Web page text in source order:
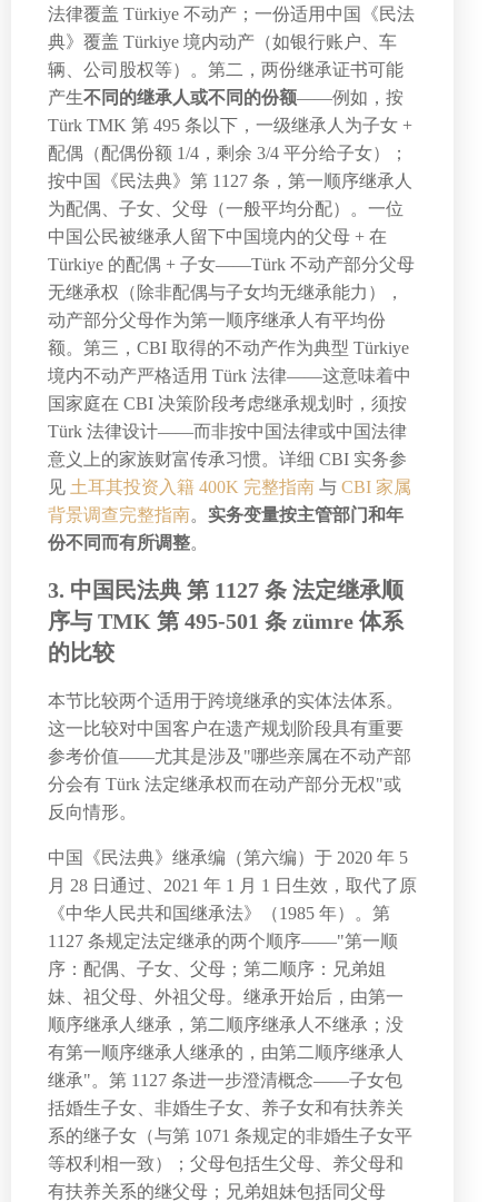
法律覆盖 Türkiye 不动产；一份适用中国《民法
典》覆盖 Türkiye 境内动产（如银行账户、车
辆、公司股权等）。第二，两份继承证书可能
产生不同的继承人或不同的份额——例如，按
Türk TMK 第 495 条以下，一级继承人为子女 +
配偶（配偶份额 1/4，剩余 3/4 平分给子女）；
按中国《民法典》第 1127 条，第一顺序继承人
为配偶、子女、父母（一般平均分配）。一位
中国公民被继承人留下中国境内的父母 + 在
Türkiye 的配偶 + 子女——Türk 不动产部分父母
无继承权（除非配偶与子女均无继承能力），
动产部分父母作为第一顺序继承人有平均份
额。第三，CBI 取得的不动产作为典型 Türkiye
境内不动产严格适用 Türk 法律——这意味着中
国家庭在 CBI 决策阶段考虑继承规划时，须按
Türk 法律设计——而非按中国法律或中国法律
意义上的家族财富传承习惯。详细 CBI 实务参
见 土耳其投资入籍 400K 完整指南 与 CBI 家属
背景调查完整指南。 实务变量按主管部门和年
份不同而有所调整。
3. 中国民法典 第 1127 条 法定继承顺
序与 TMK 第 495-501 条 zümre 体系
的比较
本节比较两个适用于跨境继承的实体法体系。
这一比较对中国客户在遗产规划阶段具有重要
参考价值——尤其是涉及"哪些亲属在不动产部
分会有 Türk 法定继承权而在动产部分无权"或
反向情形。
中国《民法典》继承编（第六编）于 2020 年 5
月 28 日通过、2021 年 1 月 1 日生效，取代了原
《中华人民共和国继承法》（1985 年）。第
1127 条规定法定继承的两个顺序——"第一顺
序：配偶、子女、父母；第二顺序：兄弟姐
妹、祖父母、外祖父母。继承开始后，由第一
顺序继承人继承，第二顺序继承人不继承；没
有第一顺序继承人继承的，由第二顺序继承人
继承"。第 1127 条进一步澄清概念——子女包
括婚生子女、非婚生子女、养子女和有扶养关
系的继子女（与第 1071 条规定的非婚生子女平
等权利相一致）；父母包括生父母、养父母和
有扶养关系的继父母；兄弟姐妹包括同父母